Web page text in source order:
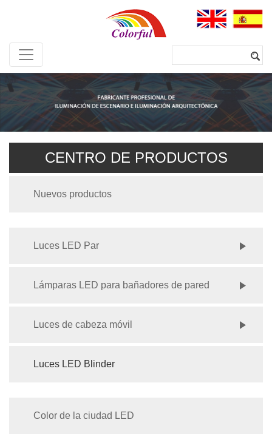
CENTRO DE PRODUCTOS
Nuevos productos
Luces LED Par
Lámparas LED para bañadores de pared
Luces de cabeza móvil
Luces LED Blinder
Color de la ciudad LED